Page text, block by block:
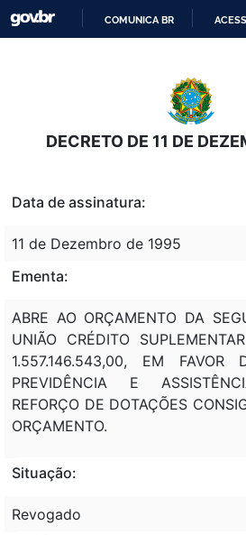
O
COMUNICA BR
DECRETO DE 11 DE
Data de assinatura:
11 de Dezembro de 1995
Ementa:
ABRE AO ORÇAMENTO DA
UNIÃO CRÉDITO
1.557.146.543,00, EM FAVOR
PREVIDÊNCIA E
REFORÇO DE DOTAÇÕES
ORÇAMENTO.
Situação:
Revogado